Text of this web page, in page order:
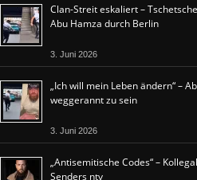
Clan-Streit eskaliert –
Abu Hamza durch Berlin
3. Juni 2026
„Ich will mein Leben ändern“ –
weggerannt zu sein
3. Juni 2026
„Antisemitische Codes“ –
Senders ntv